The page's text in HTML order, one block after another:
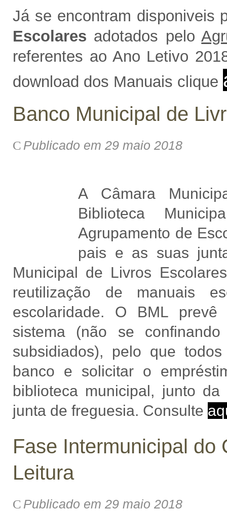
Já se encontram disponiveis
Escolares adotados pelo
referentes ao Ano Letivo
download dos Manuais clique
Banco Municipal de
Publicado em 29 maio 2018
A Câmara
Biblioteca
Agrupamento de
pais e as suas
Municipal de Livros
reutilização de manuais
escolaridade. O BML
sistema (não se
subsidiados), pelo que
banco e solicitar o
biblioteca municipal, junto
junta de freguesia. Consulte
Fase Intermunicipal do
Leitura
Publicado em 29 maio 2018